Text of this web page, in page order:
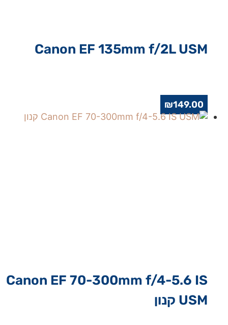
Canon EF 135mm f/2L USM
₪149.00
Canon EF 70-300mm f/4-5.6 IS
USM קנון